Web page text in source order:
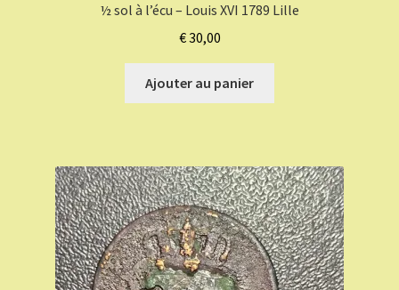
½ sol à l’écu – Louis XVI 1789 Lille
€30,00
Ajouter au panier